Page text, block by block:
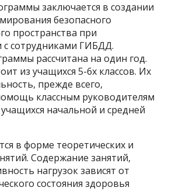
заключается в создании
безопасного
пространства при
с сотрудниками ГИБДД.
рассчитана на один год.
из учащихся 5-6х классов. Их
прежде всего,
классным руководителям
начальной и средней
в форме тео­ретических и
Содержание занятий,
нагрузок зависят от
состояния здоровья